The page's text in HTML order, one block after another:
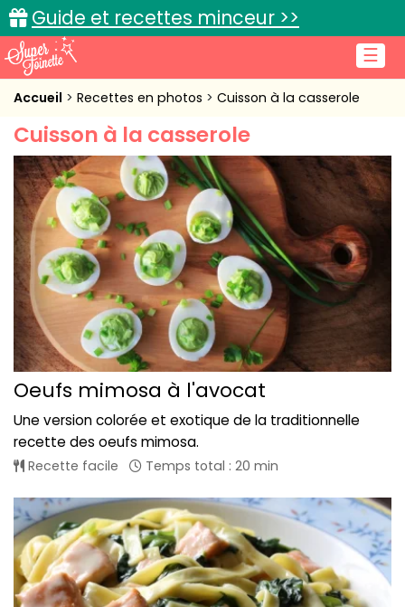
☰
Guide et recettes minceur >>
Accueil
Recettes de cuisine
Cuisine pratique
L'actu cuisine
Connexion
Accueil Recettes en photos Cuisson à la casserole
Cuisson à la casserole
Oeufs mimosa à l'avocat
Une version colorée et exotique de la traditionnelle
recette des oeufs mimosa.
Recette facile Temps total : 20 min